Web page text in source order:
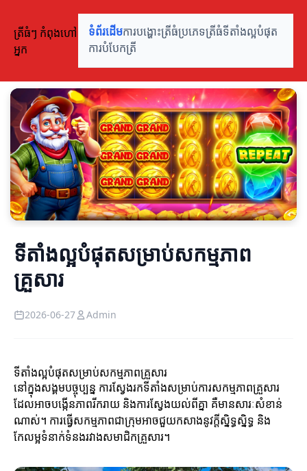
ត្រីធំៗ កំពុងហៅ
អ្នក
ទំព័រដើមការបង្ហោះត្រីធំប្រភេទត្រីធំទីតាំងល្អបំផុត
ការបំបែកត្រី
ទីតាំងល្អបំផុតសម្រាប់សកម្មភាព
គ្រួសារ
2026-06-27 Admin
ទីតាំងល្អបំផុតសម្រាប់សកម្មភាពគ្រួសារ
នៅក្នុងសង្គមបច្ចុប្បន្ន ការស្វែងរកទីតាំងសម្រាប់ការសកម្មភាពគ្រួសារ
ដែលអាចបង្កើនភាពរីករាយ និងការស្វែងយល់ពីគ្នា គឺមានសារៈសំខាន់
ណាស់។ ការធ្វើសកម្មភាពជាក្រុមអាចជួយកសាងនូវក្តីស្និទ្ធស្និទ្ធ និង
កែលម្អទំនាក់ទំនងរវាងសមាជិកគ្រួសារ។